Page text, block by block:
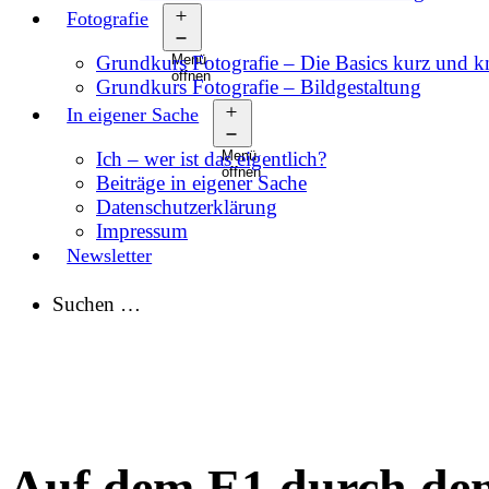
Fotografie
Menü
öffnen
Grundkurs Fotografie – Die Basics kurz und
Grundkurs Fotografie – Bildgestaltung
In eigener Sache
Menü
öffnen
Ich – wer ist das eigentlich?
Beiträge in eigener Sache
Datenschutzerklärung
Impressum
Newsletter
Suchen …